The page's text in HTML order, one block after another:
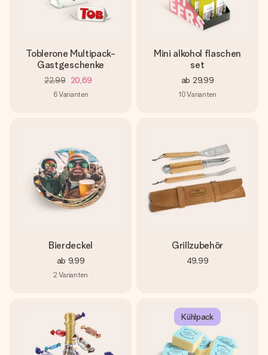
Toblerone Multipack-
Gastgeschenke
22,99 20,69
6Varianten
Mini alkohol flaschen
set
ab 29,99
10Varianten
Bierdeckel
ab 9,99
2 Varianten
Grillzubehör
49,99
Kühlpack